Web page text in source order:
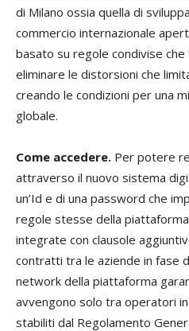
di Milano ossia quella di
commercio internazionale
basato su regole condivise che
eliminare le distorsioni che
creando le condizioni per una
globale.
Come accedere. Per potere
attraverso il nuovo sistema
un’Id e di una password che
regole stesse della
integrate con clausole
contratti tra le aziende in fase
network della piattaforma
avvengono solo tra operatori
stabiliti dal Regolamento